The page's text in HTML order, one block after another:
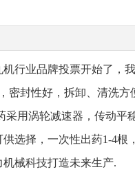
机行业品牌投票开始了，
密封性好，拆卸、清洗
采用涡轮减速器，传动平
供选择，一次性出药1-4根
机械科技打造未来生产.